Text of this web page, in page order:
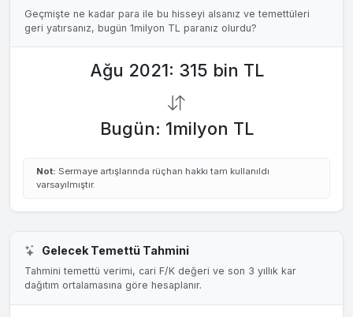
Geçmişte ne kadar para ile bu hisseyi alsanız ve temettüleri
geri yatırsanız, bugün 1milyon TL paranız olurdu?
Ağu 2021: 315 bin TL
Bugün: 1milyon TL
Not: Sermaye artışlarında rüçhan hakkı tam kullanıldı
varsayılmıştır.
Gelecek Temettü Tahmini
Tahmini temettü verimi, cari F/K değeri ve son 3 yıllık kar
dağıtım ortalamasına göre hesaplanır.